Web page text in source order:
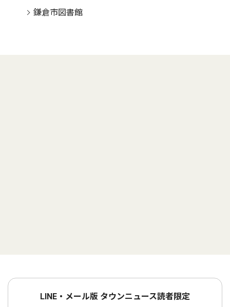
鎌倉市図書館
LINE・メール版 タウンニュース読者限定